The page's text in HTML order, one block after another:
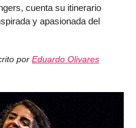
cuenta su itinerario
y apasionada del
por Eduardo Olivares